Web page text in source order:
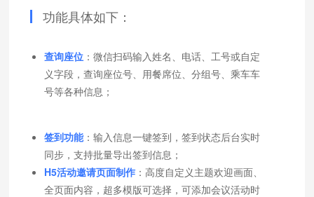
功能具体如下：
查询座位 ：微信扫码输入姓名、电话、工号或自定
义字段，查询座位号、用餐席位、分组号、乘车车
号等各种信息；
签到功能：输入信息一键签到，签到状态后台实时
同步，支持批量导出签到信息；
H5活动邀请页面制作 ：高度自定义主题欢迎画面、
全页面内容，超多模版可选择，可添加会议活动时